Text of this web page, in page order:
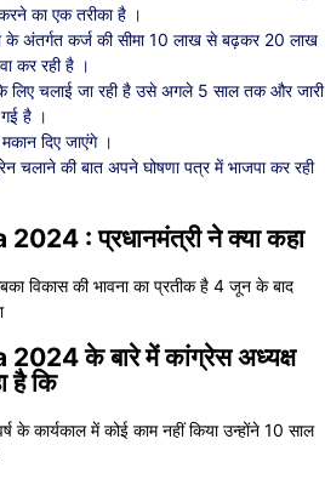
का एक तरीका है ।
के अंतर्गत कर्ज की सीमा 10 लाख से बढ़कर 20 लाख
कर रही है ।
लिए चलाई जा रही है उसे अगले 5 साल तक और जारी
है ।
दिए जाएंगे ।
चलाने की बात अपने घोषणा पत्र में भाजपा कर रही
: प्रधानमंत्री ने क्या कहा
विकास की भावना का प्रतीक है 4 जून के बाद
के बारे में कांग्रेस अध्यक्ष
है कि
के कार्यकाल में कोई काम नहीं किया उन्होंने 10 साल